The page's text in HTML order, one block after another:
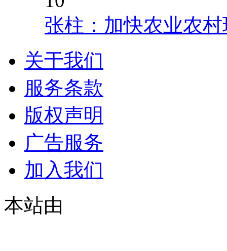
张柱：加快农业农
关于我们
服务条款
版权声明
广告服务
加入我们
本站由